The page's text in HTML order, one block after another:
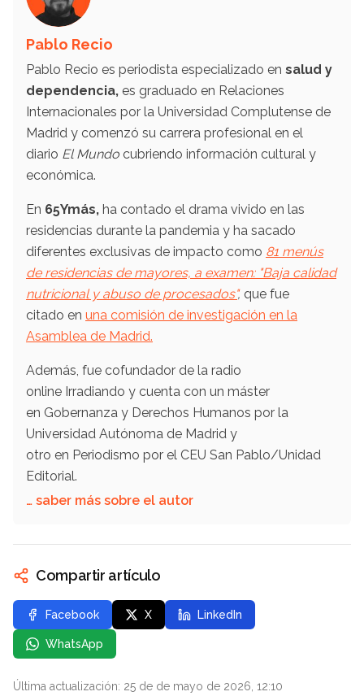
Pablo Recio
Pablo Recio es periodista especializado en salud y
dependencia, es graduado en Relaciones
Internacionales por la Universidad Complutense de
Madrid y comenzó su carrera profesional en el
diario El Mundo cubriendo información cultural y
económica.
En 65Ymás, ha contado el drama vivido en las
residencias durante la pandemia y ha sacado
diferentes exclusivas de impacto como 81 menús
de residencias de mayores, a examen: "Baja calidad
nutricional y abuso de procesados", que fue
citado en una comisión de investigación en la
Asamblea de Madrid.
Además, fue cofundador de la radio
online Irradiando y cuenta con un máster
en Gobernanza y Derechos Humanos por la
Universidad Autónoma de Madrid y
otro en Periodismo por el CEU San Pablo/Unidad
Editorial.
… saber más sobre el autor
Compartir artículo
Facebook X LinkedIn
WhatsApp
Última actualización: 25 de de mayo de 2026, 12:10